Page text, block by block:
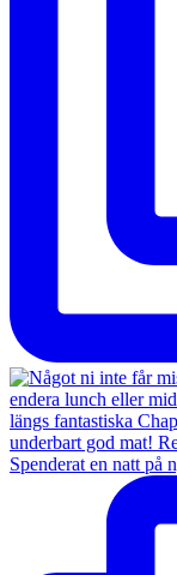
Spenderat en natt på